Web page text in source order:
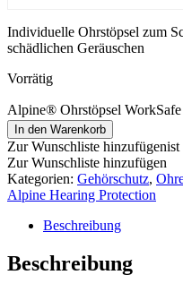
Individuelle Ohrstöpsel zum
schädlichen Geräuschen
Vorrätig
Alpine® Ohrstöpsel
In den Warenkorb
Zur Wunschliste hinzufügenist
Zur Wunschliste hinzufügen
Kategorien: Gehörschutz,
Alpine Hearing Protection
Beschreibung
Beschreibung